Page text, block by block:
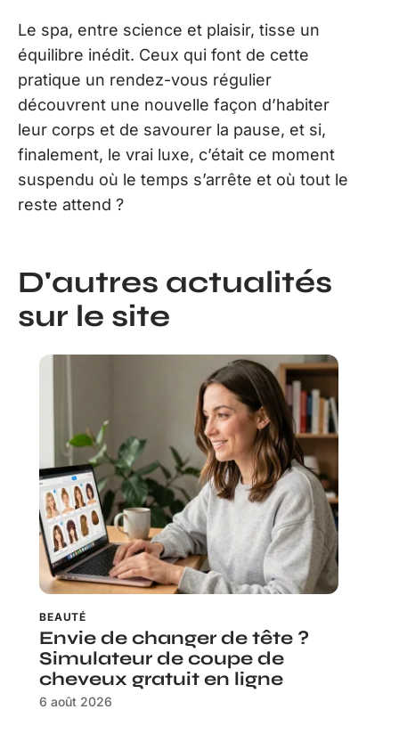
Le spa, entre science et plaisir, tisse un
équilibre inédit. Ceux qui font de cette
pratique un rendez-vous régulier
découvrent une nouvelle façon d’habiter
leur corps et de savourer la pause, et si,
finalement, le vrai luxe, c’était ce moment
suspendu où le temps s’arrête et où tout le
reste attend ?
D'autres actualités
sur le site
BEAUTÉ
Envie de changer de tête ?
Simulateur de coupe de
cheveux gratuit en ligne
6 août 2026